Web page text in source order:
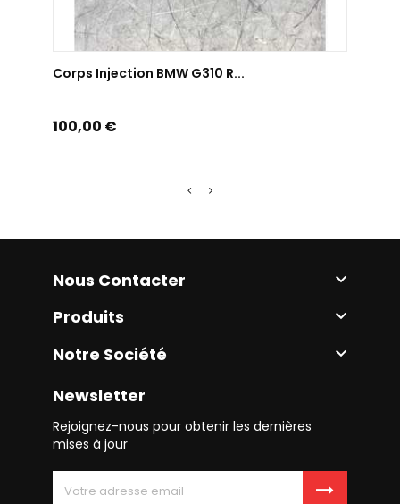
AJOUTER AU PANIER
Corps Injection BMW G310 R...
Prix
100,00 €
Nous Contacter 
Produits 
Notre Société 
Newsletter
Rejoignez-nous pour obtenir les dernières
mises à jour